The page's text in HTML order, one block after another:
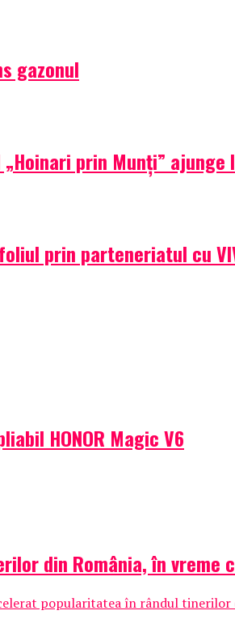
gazonul
prin Munți” ajunge
prin parteneriatul cu
HONOR Magic V6
din România, în
popularitatea în rândul tinerilor